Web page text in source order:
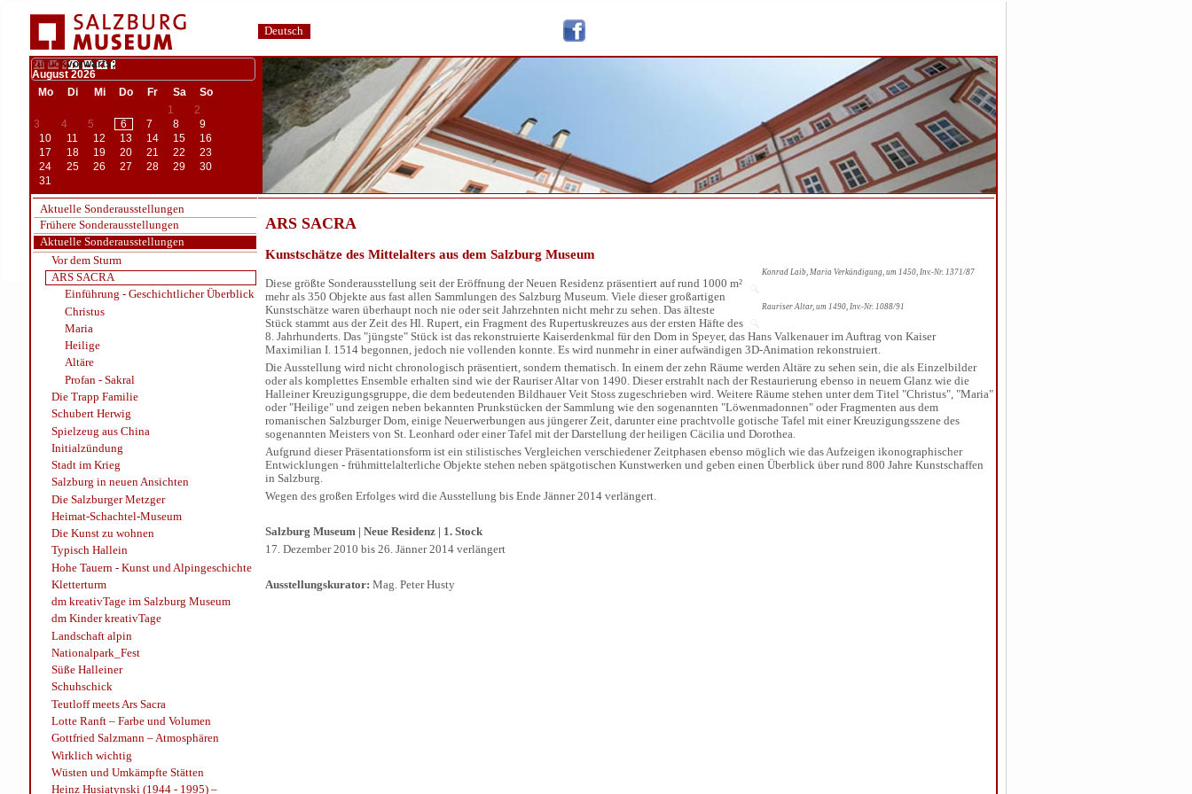
zurückvorwärts;
August 2026
Mo
Di Mi Do Fr Sa
So
1
2
3
4 5 6 7 8
9
10
11 12 13 14 15
16
17
18 19 20 21 22
23
24
25 26 27 28 29
30
31
Aktuelle Sonderausstellungen
Frühere Sonderausstellungen
Aktuelle Sonderausstellungen
Vor dem Sturm
ARS SACRA
Einführung - Geschichtlicher Überblick
Christus
Maria
Heilige
Altäre
Profan - Sakral
Die Trapp Familie
Schubert Herwig
Spielzeug aus China
Initialzündung
Stadt im Krieg
Salzburg in neuen Ansichten
Die Salzburger Metzger
Heimat-Schachtel-Museum
Die Kunst zu wohnen
Typisch Hallein
Hohe Tauern - Kunst und Alpingeschichte
Kletterturm
dm kreativTage im Salzburg Museum
dm Kinder kreativTage
Landschaft alpin
Nationalpark_Fest
Süße Halleiner
Schuhschick
Teutloff meets Ars Sacra
Lotte Ranft – Farbe und Volumen
Gottfried Salzmann – Atmosphären
Wirklich wichtig
Wüsten und Umkämpfte Stätten
Heinz Husiatynski (1944 - 1995) –
ARS SACRA
Konrad Laib, Maria Verkündigung, um 1450, Inv.-Nr. 1371/87
Rauriser Altar, um 1490, Inv.-Nr. 1088/91
Kunstschätze des Mittelalters aus dem Salzburg Museum
Diese größte Sonderausstellung seit der Eröffnung der Neuen Residenz präsentiert auf rund 1000 m²
mehr als 350 Objekte aus fast allen Sammlungen des Salzburg Museum. Viele dieser großartigen
Kunstschätze waren überhaupt noch nie oder seit Jahrzehnten nicht mehr zu sehen. Das älteste
Stück stammt aus der Zeit des Hl. Rupert, ein Fragment des Rupertuskreuzes aus der ersten Häfte des
8. Jahrhunderts. Das "jüngste" Stück ist das rekonstruierte Kaiserdenkmal für den Dom in Speyer, das Hans Valkenauer im Auftrag von Kaiser
Maximilian I. 1514 begonnen, jedoch nie vollenden konnte. Es wird nunmehr in einer aufwändigen 3D-Animation rekonstruiert.
Die Ausstellung wird nicht chronologisch präsentiert, sondern thematisch. In einem der zehn Räume werden Altäre zu sehen sein, die als Einzelbilder
oder als komplettes Ensemble erhalten sind wie der Rauriser Altar von 1490. Dieser erstrahlt nach der Restaurierung ebenso in neuem Glanz wie die
Halleiner Kreuzigungsgruppe, die dem bedeutenden Bildhauer Veit Stoss zugeschrieben wird. Weitere Räume stehen unter dem Titel "Christus", "Maria"
oder "Heilige" und zeigen neben bekannten Prunkstücken der Sammlung wie den sogenannten "Löwenmadonnen" oder Fragmenten aus dem
romanischen Salzburger Dom, einige Neuerwerbungen aus jüngerer Zeit, darunter eine prachtvolle gotische Tafel mit einer Kreuzigungsszene des
sogenannten Meisters von St. Leonhard oder einer Tafel mit der Darstellung der heiligen Cäcilia und Dorothea.
Aufgrund dieser Präsentationsform ist ein stilistisches Vergleichen verschiedener Zeitphasen ebenso möglich wie das Aufzeigen ikonographischer
Entwicklungen - frühmittelalterliche Objekte stehen neben spätgotischen Kunstwerken und geben einen Überblick über rund 800 Jahre Kunstschaffen
in Salzburg.
Wegen des großen Erfolges wird die Ausstellung bis Ende Jänner 2014 verlängert.
Salzburg Museum | Neue Residenz | 1. Stock
17. Dezember 2010 bis 26. Jänner 2014 verlängert
Ausstellungskurator: Mag. Peter Husty
Deutsch